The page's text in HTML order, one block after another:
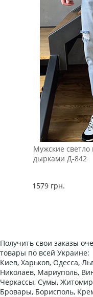
Мужские
дырками Д-842
1579 грн.
Получить свои заказы
товары по всей Украине:
Киев, Харьков, Одесса,
Николаев, Мариуполь,
Черкассы, Сумы,
Бровары, Борисполь,